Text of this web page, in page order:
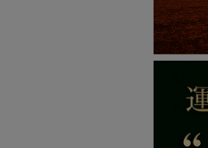
・
・
・
・